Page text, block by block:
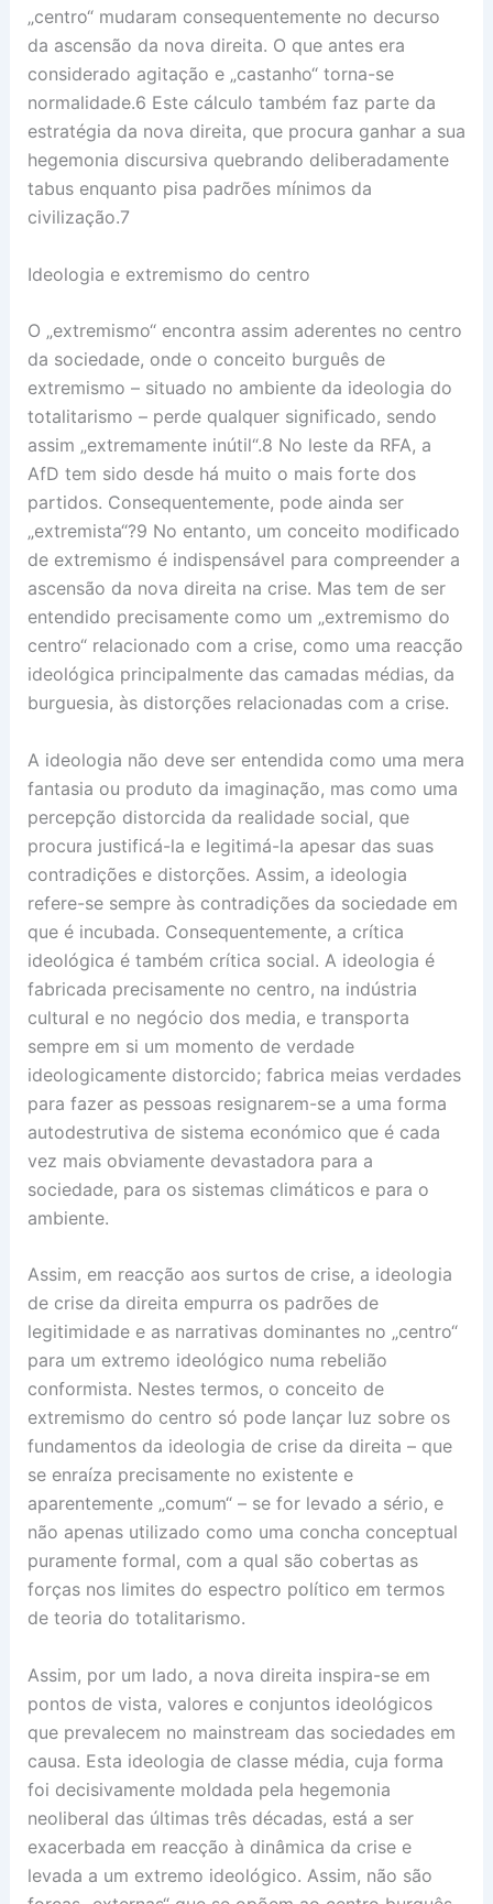
„centro“ mudaram consequentemente no decurso
da ascensão da nova direita. O que antes era
considerado agitação e „castanho“ torna-se
normalidade.6 Este cálculo também faz parte da
estratégia da nova direita, que procura ganhar a sua
hegemonia discursiva quebrando deliberadamente
tabus enquanto pisa padrões mínimos da
civilização.7
Ideologia e extremismo do centro
O „extremismo“ encontra assim aderentes no centro
da sociedade, onde o conceito burguês de
extremismo – situado no ambiente da ideologia do
totalitarismo – perde qualquer significado, sendo
assim „extremamente inútil“.8 No leste da RFA, a
AfD tem sido desde há muito o mais forte dos
partidos. Consequentemente, pode ainda ser
„extremista“?9 No entanto, um conceito modificado
de extremismo é indispensável para compreender a
ascensão da nova direita na crise. Mas tem de ser
entendido precisamente como um „extremismo do
centro“ relacionado com a crise, como uma reacção
ideológica principalmente das camadas médias, da
burguesia, às distorções relacionadas com a crise.
A ideologia não deve ser entendida como uma mera
fantasia ou produto da imaginação, mas como uma
percepção distorcida da realidade social, que
procura justificá-la e legitimá-la apesar das suas
contradições e distorções. Assim, a ideologia
refere-se sempre às contradições da sociedade em
que é incubada. Consequentemente, a crítica
ideológica é também crítica social. A ideologia é
fabricada precisamente no centro, na indústria
cultural e no negócio dos media, e transporta
sempre em si um momento de verdade
ideologicamente distorcido; fabrica meias verdades
para fazer as pessoas resignarem-se a uma forma
autodestrutiva de sistema económico que é cada
vez mais obviamente devastadora para a
sociedade, para os sistemas climáticos e para o
ambiente.
Assim, em reacção aos surtos de crise, a ideologia
de crise da direita empurra os padrões de
legitimidade e as narrativas dominantes no „centro“
para um extremo ideológico numa rebelião
conformista. Nestes termos, o conceito de
extremismo do centro só pode lançar luz sobre os
fundamentos da ideologia de crise da direita – que
se enraíza precisamente no existente e
aparentemente „comum“ – se for levado a sério, e
não apenas utilizado como uma concha conceptual
puramente formal, com a qual são cobertas as
forças nos limites do espectro político em termos
de teoria do totalitarismo.
Assim, por um lado, a nova direita inspira-se em
pontos de vista, valores e conjuntos ideológicos
que prevalecem no mainstream das sociedades em
causa. Esta ideologia de classe média, cuja forma
foi decisivamente moldada pela hegemonia
neoliberal das últimas três décadas, está a ser
exacerbada em reacção à dinâmica da crise e
levada a um extremo ideológico. Assim, não são